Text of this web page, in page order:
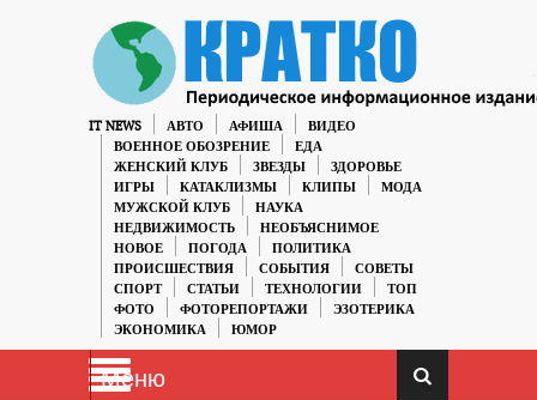
IT NEWS АВТО АФИША
ВИДЕО
ВОЕННОЕ ОБОЗРЕНИЕ
ЕДА
ЖЕНСКИЙ КЛУБ
ЗВЕЗДЫ
ЗДОРОВЬЕ
ИГРЫ
КАТАКЛИЗМЫ КЛИПЫ
МОДА
МУЖСКОЙ КЛУБ
НАУКА
НЕДВИЖИМОСТЬ
НЕОБЪЯСНИМОЕ
НОВОЕ
ПОГОДА
ПОЛИТИКА
ПРОИСШЕСТВИЯ
СОБЫТИЯ
СОВЕТЫ
СПОРТ
СТАТЬИ ТЕХНОЛОГИИ
ТОП
ФОТО
ФОТОРЕПОРТАЖИ
ЭЗОТЕРИКА
ЭКОНОМИКА
ЮМОР
Меню